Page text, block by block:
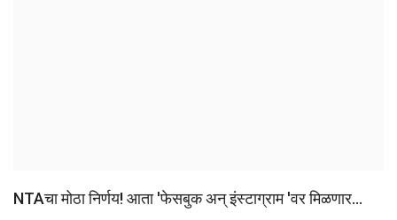
NTAचा मोठा निर्णय! आता 'फेसबुक अन् इंस्टाग्राम 'वर मिळणार...